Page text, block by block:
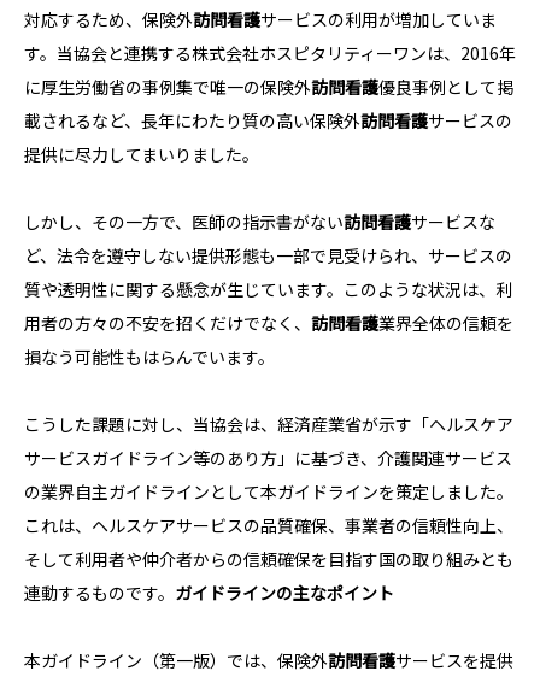
対応するため、保険外訪問看護サービスの利用が増加していま
す。当協会と連携する株式会社ホスピタリティーワンは、2016年
に厚生労働省の事例集で唯一の保険外訪問看護優良事例として掲
載されるなど、長年にわたり質の高い保険外訪問看護サービスの
提供に尽力してまいりました。
しかし、その一方で、医師の指示書がない訪問看護サービスな
ど、法令を遵守しない提供形態も一部で見受けられ、サービスの
質や透明性に関する懸念が生じています。このような状況は、利
用者の方々の不安を招くだけでなく、 訪問看護業界全体の信頼を
損なう可能性もはらんでいます。
こうした課題に対し、当協会は、経済産業省が示す「ヘルスケア
サービスガイドライン等のあり方」に基づき、介護関連サービス
の業界自主ガイドラインとして本ガイドラインを策定しました。
これは、ヘルスケアサービスの品質確保、事業者の信頼性向上、
そして利用者や仲介者からの信頼確保を目指す国の取り組みとも
連動するものです。 ガイドラインの主なポイント
本ガイドライン（第一版）では、保険外訪問看護サービスを提供